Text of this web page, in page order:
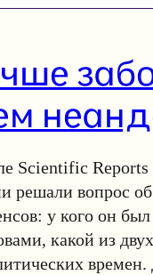
Scientific
решали вопрос
у кого он
какой из
времен.